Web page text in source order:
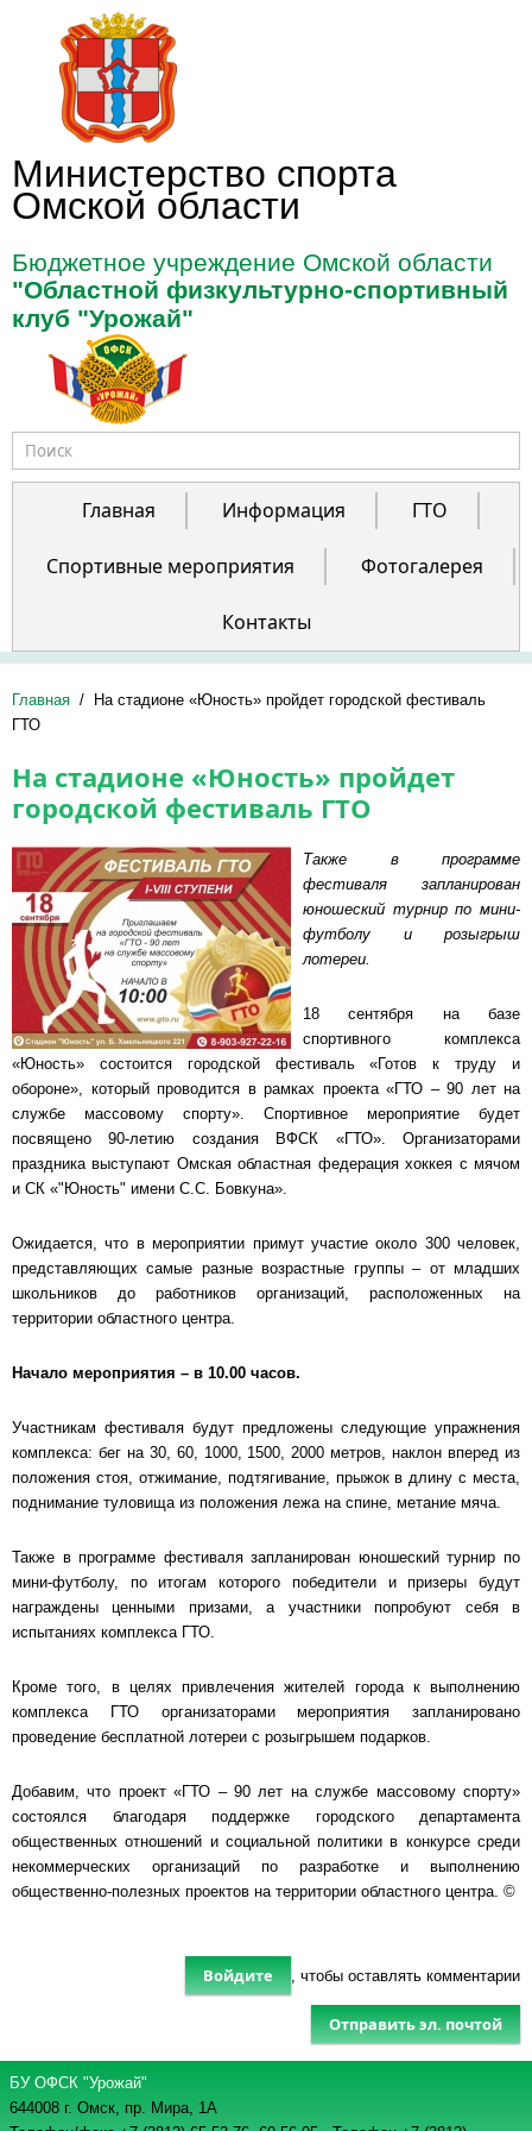
Перейти к основному содержанию
Министерство спорта
Омской области
Бюджетное учреждение Омской области
"Областной физкультурно-спортивный
клуб "Урожай"
Форма поиска
Главная
Информация ГТО
Спортивные мероприятия Фотогалерея
Контакты
Главная /
На стадионе «Юность» пройдет городской фестиваль
ГТО
На стадионе «Юность» пройдет
городской фестиваль ГТО
Также в программе
фестиваля запланирован
юношеский турнир по мини-
футболу и розыгрыш
лотереи.
18 сентября на базе
спортивного комплекса
«Юность» состоится городской фестиваль «Готов к труду и
обороне», который проводится в рамках проекта «ГТО – 90 лет на
службе массовому спорту». Спортивное мероприятие будет
посвящено 90-летию создания ВФСК «ГТО». Организаторами
праздника выступают Омская областная федерация хоккея с мячом
и СК «"Юность" имени С.С. Бовкуна».
Ожидается, что в мероприятии примут участие около 300 человек,
представляющих самые разные возрастные группы – от младших
школьников до работников организаций, расположенных на
территории областного центра.
Начало мероприятия – в 10.00 часов.
Участникам фестиваля будут предложены следующие упражнения
комплекса: бег на 30, 60, 1000, 1500, 2000 метров, наклон вперед из
положения стоя, отжимание, подтягивание, прыжок в длину с места,
поднимание туловища из положения лежа на спине, метание мяча.
Также в программе фестиваля запланирован юношеский турнир по
мини-футболу, по итогам которого победители и призеры будут
награждены ценными призами, а участники попробуют себя в
испытаниях комплекса ГТО.
Кроме того, в целях привлечения жителей города к выполнению
комплекса ГТО организаторами мероприятия запланировано
проведение бесплатной лотереи с розыгрышем подарков.
Добавим, что проект «ГТО – 90 лет на службе массовому спорту»
состоялся благодаря поддержке городского департамента
общественных отношений и социальной политики в конкурсе среди
некоммерческих организаций по разработке и выполнению
общественно-полезных проектов на территории областного центра. ©
Войдите , чтобы оставлять комментарии
Отправить эл. почтой
БУ ОФСК "Урожай"
644008 г. Омск, пр. Мира, 1А